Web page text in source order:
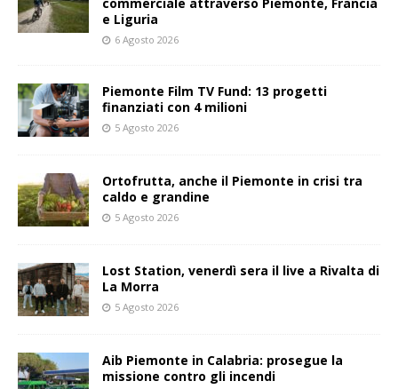
e Liguria
6 Agosto 2026
Piemonte Film TV Fund: 13 progetti
finanziati con 4 milioni
5 Agosto 2026
Ortofrutta, anche il Piemonte in crisi tra
caldo e grandine
5 Agosto 2026
Lost Station, venerdì sera il live a Rivalta di
La Morra
5 Agosto 2026
Aib Piemonte in Calabria: prosegue la
missione contro gli incendi